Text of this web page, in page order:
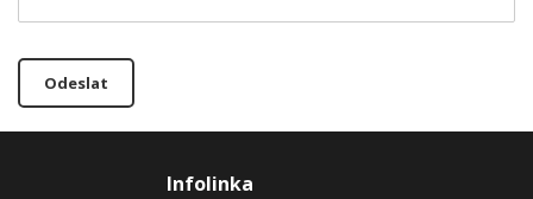
Odeslat
Infolinka